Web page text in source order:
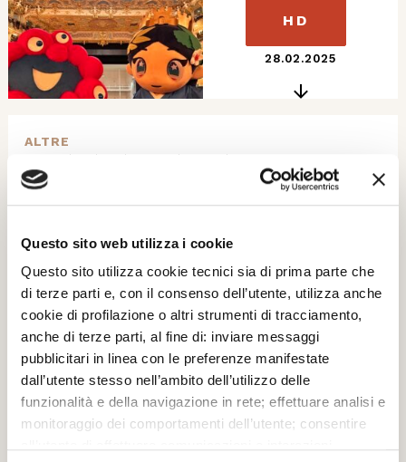
Questo sito web utilizza i cookie
Questo sito utilizza cookie tecnici sia di prima parte che
di terze parti e, con il consenso dell’utente, utilizza anche
cookie di profilazione o altri strumenti di tracciamento,
anche di terze parti, al fine di: inviare messaggi
pubblicitari in linea con le preferenze manifestate
dall’utente stesso nell’ambito dell’utilizzo delle
funzionalità e della navigazione in rete; effettuare analisi e
monitoraggio dei comportamenti dell’utente; consentire
HD
28.02.2025
ALTRE
Consiglio di Indirizzo: Alessandro Tortato, Maurizio
Jacobi, Luigi Brugnaro, Agnese Lunardelli e Luigi De
Siervo
HD
27.02.2025
I piccoli cantori veneziani col loro maestro Diana
D'Alessio